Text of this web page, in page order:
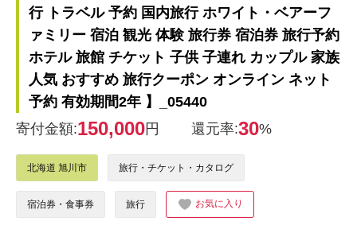
行 トラベル 予約 国内旅行 ホワイト・ベアーフ
ァミリー 宿泊 観光 体験 旅行券 宿泊券 旅行予約
ホテル 旅館 チケット 子供 子連れ カップル 家族
人気 おすすめ 旅行クーポン オンライン ネット
予約 有効期間2年 】_05440
寄付金額:150,000円 還元率:30%
北海道 旭川市 旅行・チケット・カタログ
宿泊券・食事券 旅行 お気に入り